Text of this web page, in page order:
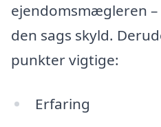
ejendomsmægleren
den sags skyld.
punkter vigtige:
Erfaring